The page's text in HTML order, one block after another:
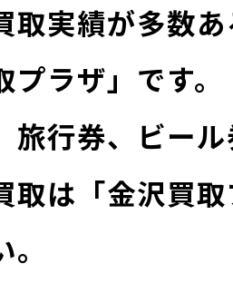
取実績が多数
ラザ」です。
旅行券、ビー
取は「金沢買